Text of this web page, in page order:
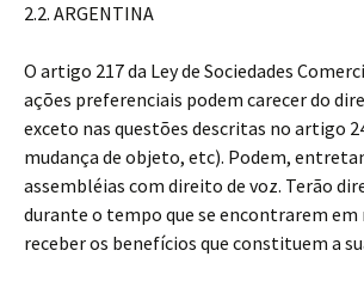
2.2. ARGENTINA
O artigo 217 da Ley de Sociedades
ações preferenciais podem carecer do
exceto nas questões descritas no artigo
mudança de objeto, etc). Podem,
assembléias com direito de voz. Terão
durante o tempo que se encontrarem em
receber os benefícios que constituem a